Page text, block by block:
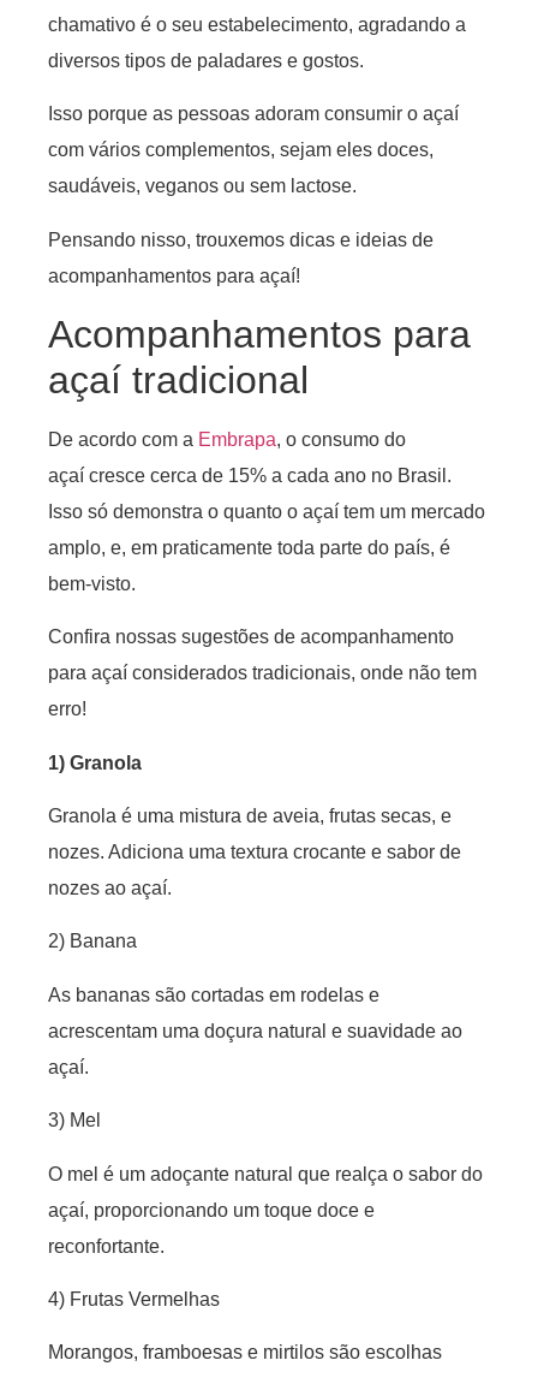
chamativo é o seu estabelecimento, agradando a
diversos tipos de paladares e gostos.
Isso porque as pessoas adoram consumir o açaí
com vários complementos, sejam eles doces,
saudáveis, veganos ou sem lactose.
Pensando nisso, trouxemos dicas e ideias de
acompanhamentos para açaí!
Acompanhamentos para
açaí tradicional
De acordo com a Embrapa, o consumo do
açaí cresce cerca de 15% a cada ano no Brasil.
Isso só demonstra o quanto o açaí tem um mercado
amplo, e, em praticamente toda parte do país, é
bem-visto.
Confira nossas sugestões de acompanhamento
para açaí considerados tradicionais, onde não tem
erro!
1) Granola
Granola é uma mistura de aveia, frutas secas, e
nozes. Adiciona uma textura crocante e sabor de
nozes ao açaí.
2) Banana
As bananas são cortadas em rodelas e
acrescentam uma doçura natural e suavidade ao
açaí.
3) Mel
O mel é um adoçante natural que realça o sabor do
açaí, proporcionando um toque doce e
reconfortante.
4) Frutas Vermelhas
Morangos, framboesas e mirtilos são escolhas